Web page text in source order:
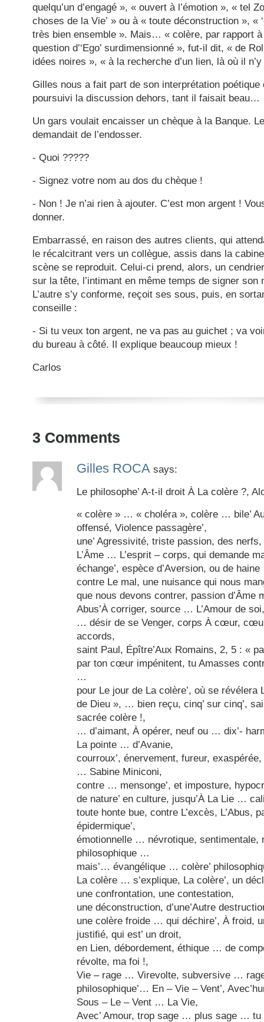
quelqu’un d’engagé », « ouvert à l’émotion », « tel
choses de la Vie’ » ou à « toute déconstruction », «
très bien ensemble ». Mais… « colère, par rapport à
question d’‘Ego’ surdimensionné », fut-il dit, « de
idées noires », « à la recherche d’un lien, là où il
Gilles nous a fait part de son interprétation
poursuivi la discussion dehors, tant il faisait beau…
Un gars voulait encaisser un chèque à la Banque.
demandait de l’endosser.
- Quoi ?????
- Signez votre nom au dos du chèque !
- Non ! Je n’ai rien à ajouter. C’est mon argent !
donner.
Embarrassé, en raison des autres clients, qui
le récalcitrant vers un collègue, assis dans la
scène se reproduit. Celui-ci prend, alors, un
sur la tête, l’intimant en même temps de signer son
L’autre s’y conforme, reçoit ses sous, puis, en
conseille :
- Si tu veux ton argent, ne va pas au guichet ; va
du bureau à côté. Il explique beaucoup mieux !
Carlos
3 Comments
Gilles ROCA says:
Le philosophe’ A-t-il droit À La colère ?,
« colère » … « choléra », colère … bile’
offensé, Violence passagère’,
une’ Agressivité, triste passion, des nerfs,
L’Âme … L’esprit – corps, qui demande
échange’, espèce d’Aversion, ou de
contre Le mal, une nuisance qui nous
que nous devons contrer, passion d’Âme
Abus’À corriger, source … L’Amour de
… désir de se Venger, corps À cœur,
accords,
saint Paul, Épître’Aux Romains, 2, 5 : «
par ton cœur impénitent, tu Amasses
…
pour Le jour de La colère’, où se révélera
de Dieu », … bien reçu, cinq’ sur cinq’,
sacrée colère !,
… d’aimant, À opérer, neuf ou … dix’-
La pointe … d’Avanie,
courroux’, énervement, fureur,
… Sabine Miniconi,
contre … mensonge’, et imposture,
de nature’ en culture, jusqu’À La Lie …
toute honte bue, contre L’excès, L’Abus,
épidermique’,
émotionnelle … névrotique, sentimentale,
philosophique …
mais’… évangélique … colère’
La colère … s’explique, La colère’, un
une confrontation, une contestation,
une déconstruction, d’une’Autre
une colère froide … qui déchire’, À froid,
justifié, qui est’ un droit,
en Lien, débordement, éthique … de
révolte, ma foi !,
Vie – rage … Virevolte, subversive …
philosophique’… En – Vie – Vent’,
Sous – Le – Vent … La Vie,
Avec’ Amour, trop sage … plus sage … tu